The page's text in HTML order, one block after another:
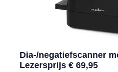
Dia-/negatiefscanner
Lezersprijs € 69,95